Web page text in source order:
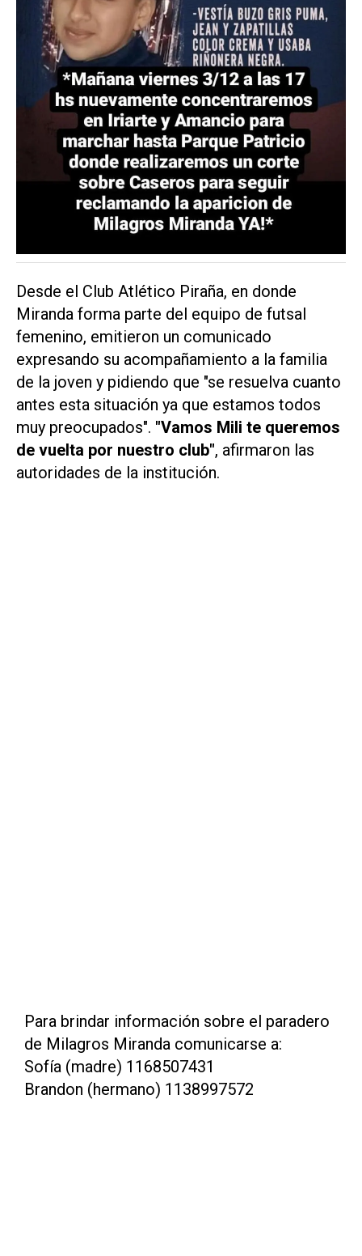
Desde el Club Atlético Piraña, en donde
Miranda forma parte del equipo de futsal
femenino, emitieron un comunicado
expresando su acompañamiento a la familia
de la joven y pidiendo que "se resuelva cuanto
antes esta situación ya que estamos todos
muy preocupados". "Vamos Mili te queremos
de vuelta por nuestro club", afirmaron las
autoridades de la institución.
Para brindar información sobre el paradero
de Milagros Miranda comunicarse a:
Sofía (madre) 1168507431
Brandon (hermano) 1138997572